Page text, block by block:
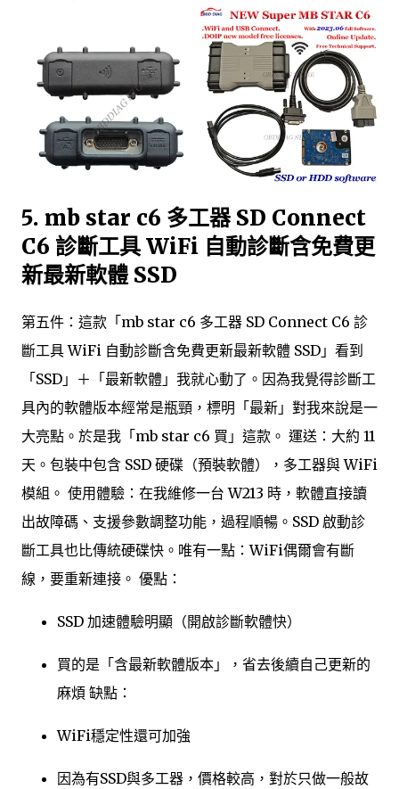
5. mb star c6 多工器 SD Connect
C6 診斷工具 WiFi 自動診斷含免費更
新最新軟體 SSD
第五件：這款「mb star c6 多工器 SD Connect C6 診
斷工具 WiFi 自動診斷含免費更新最新軟體 SSD」看到
「SSD」＋「最新軟體」我就心動了。因為我覺得診斷工
具內的軟體版本經常是瓶頸，標明「最新」對我來說是一
大亮點。於是我「mb star c6 買」這款。 運送：大約 11
天。包裝中包含 SSD 硬碟（預裝軟體），多工器與 WiFi
模組。 使用體驗：在我維修一台 W213 時，軟體直接讀
出故障碼、支援參數調整功能，過程順暢。SSD 啟動診
斷工具也比傳統硬碟快。唯有一點：WiFi偶爾會有斷
線，要重新連接。 優點：
SSD 加速體驗明顯（開啟診斷軟體快）
買的是「含最新軟體版本」，省去後續自己更新的
麻煩 缺點：
WiFi穩定性還可加強
因為有SSD與多工器，價格較高，對於只做一般故